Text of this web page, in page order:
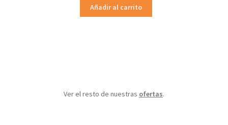
original
era:
actual
es:
Añadir al carrito
Ver el resto de nuestras ofertas.